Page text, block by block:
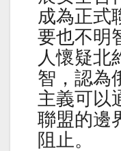
成為正式
要也不明
人懷疑北
智，認為
主義可以
聯盟的邊
阻止。